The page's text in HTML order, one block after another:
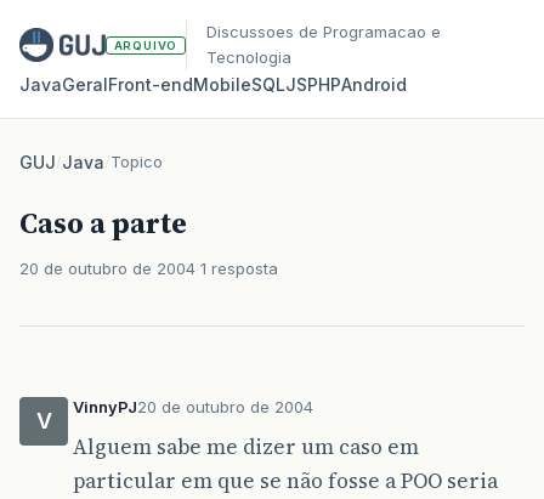
ARQUIVO
Discussoes de Programacao e
Tecnologia
JavaGeralFront‑endMobileSQLJSPHPAndroid
GUJ/Java/Topico
Caso a parte
20 de outubro de 2004 1 resposta
V
VinnyPJ20 de outubro de 2004
Alguem sabe me dizer um caso em
particular em que se não fosse a POO seria